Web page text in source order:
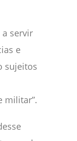
servir
e
sujeitos
militar”.